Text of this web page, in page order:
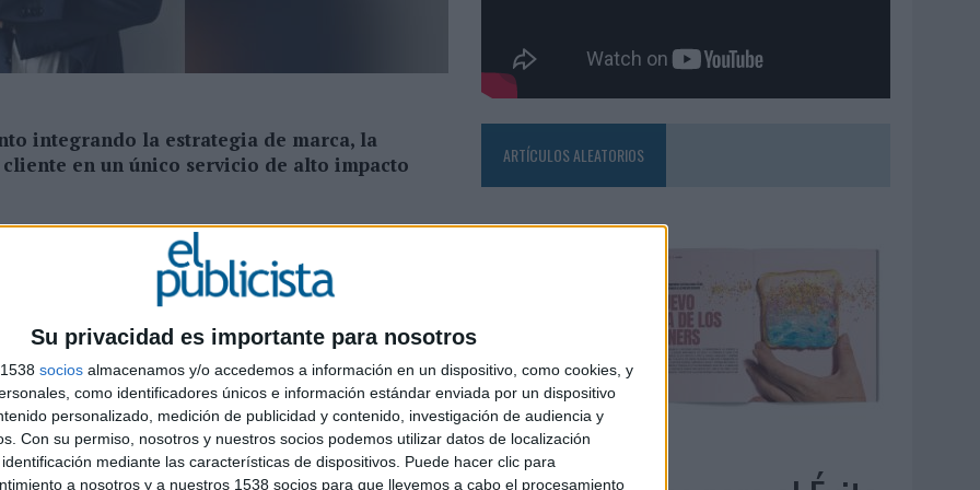
Su privacidad es importante para nosotros
socios almacenamos y/o accedemos a información en un dispositivo, como cookies, y
como identificadores únicos e información estándar enviada por un dispositivo
personalizado, medición de publicidad y contenido, investigación de audiencia y
Con su permiso, nosotros y nuestros socios podemos utilizar datos de localización
mediante las características de dispositivos. Puede hacer clic para
a nosotros y a nuestros 1538 socios para que llevemos a cabo el procesamiento
REGRESO DEL FÚTBOL
integrando la estrategia de marca, la
en un único servicio de alto impacto
González como director del área de eventos,
agencia refuerza así una línea estratégica que
y la producción de eventos en un modelo de
área reflejan nuestra apuesta por una
a generar valor real para nuestros clientes.
y este nuevo servicio es la expresión más completa
de Trescom.
de 15 años de experiencia en comunicación
ARTÍCULOS ALEATORIOS
04/08/2026